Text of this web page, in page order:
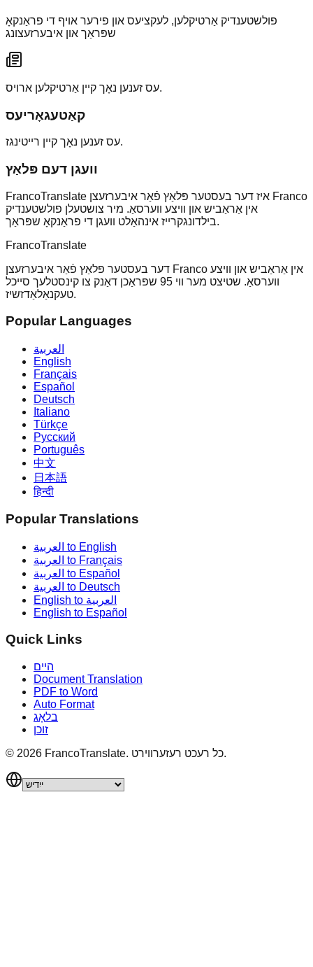
פולשטענדיק אַרטיקלען, לעקציעס און פירער אויף די פראַנקאָ
שפּראַך און איבערזעצונג
עס זענען נאָך קיין אַרטיקלען ארויס.
קאַטעגאָריעס
עס זענען נאָך קיין רייטינגז.
וועגן דעם פּלאַץ
FrancoTranslate איז דער בעסטער פּלאַץ פֿאַר איבערזעצן Franco
אין אַראַביש און וויצע ווערסאַ. מיר צושטעלן פולשטענדיק
בילדונגקרייז אינהאַלט וועגן די פראַנקאָ שפּראַך.
FrancoTranslate
דער בעסטער פּלאַץ פֿאַר איבערזעצן Franco אין אַראַביש און וויצע
ווערסאַ. שטיצט מער ווי 95 שפּראַכן דאַנק צו קינסטלעך סייכל
טעקנאַלאַדזשיז.
Popular Languages
العربية
English
Français
Español
Deutsch
Italiano
Türkçe
Русский
Português
中文
日本語
हिन्दी
Popular Translations
العربية to English
العربية to Français
العربية to Español
العربية to Deutsch
English to العربية
English to Español
Quick Links
היים
Document Translation
PDF to Word
Auto Format
בלאָג
זוכן
© 2026 FrancoTranslate. כל רעכט רעזערווירט.